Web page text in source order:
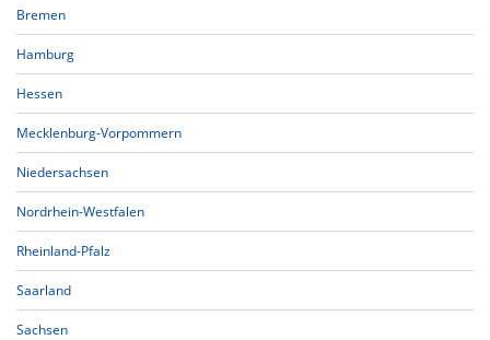
Bremen
Hamburg
Hessen
Mecklenburg-Vorpommern
Niedersachsen
Nordrhein-Westfalen
Rheinland-Pfalz
Saarland
Sachsen